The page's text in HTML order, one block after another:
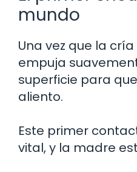
mundo
Una vez que la
empuja
superficie para
aliento.
Este primer
vital, y la madre